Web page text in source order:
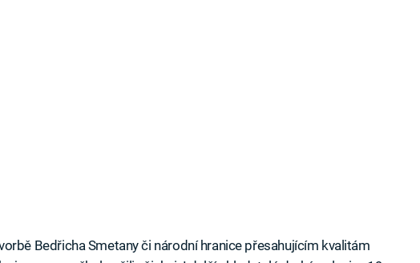
Bedřicha Smetany či národní hranice přesahujícím kvalitám